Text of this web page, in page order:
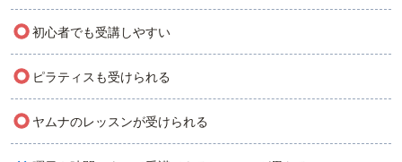
○初心者でも受講しやすい
○ ピラティスも受けられる
○ ヤムナのレッスンが受けられる